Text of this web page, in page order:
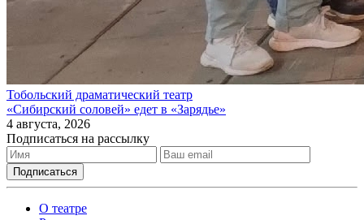
Тобольский драматический театр
«Сибирский соловей» едет в «Зарядье»
4 августа, 2026
Подписаться на рассылку
О театре